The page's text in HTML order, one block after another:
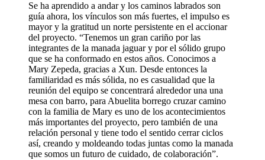
Se ha aprendido a andar y los caminos labrados son
guía ahora, los vínculos son más fuertes, el impulso es
mayor y la gratitud un norte persistente en el accionar
del proyecto. “Tenemos un gran cariño por las
integrantes de la manada jaguar y por el sólido grupo
que se ha conformado en estos años. Conocimos a
Mary Zepeda, gracias a Xun. Desde entonces la
familiaridad es más sólida, no es casualidad que la
reunión del equipo se concentrará alrededor una una
mesa con barro, para Abuelita borrego cruzar camino
con la familia de Mary es uno de los acontecimientos
más importantes del proyecto, pero también de una
relación personal y tiene todo el sentido cerrar ciclos
así, creando y moldeando todas juntas como la manada
que somos un futuro de cuidado, de colaboración”.